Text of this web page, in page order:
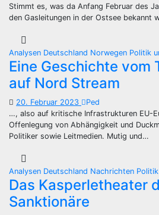
Stimmt es, was da Anfang Februar des
den Gasleitungen in der Ostsee bekannt
Analysen Deutschland Norwegen Politik
Eine Geschichte vom
auf Nord Stream
20. Februar 2023
Ped
…, also auf kritische Infrastrukturen EU-
Offenlegung von Abhängigkeit und
Politiker sowie Leitmedien. Mutig und…
Analysen Deutschland Nachrichten
Das Kasperletheater
Sanktionäre